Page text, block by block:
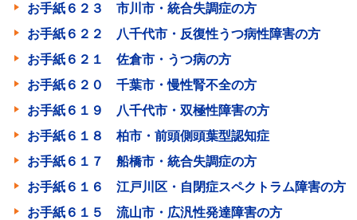
お手紙６２３ 市川市・統合失調症の方
お手紙６２２ 八千代市・反復性うつ病性障害の方
お手紙６２１ 佐倉市・うつ病の方
お手紙６２０ 千葉市・慢性腎不全の方
お手紙６１９ 八千代市・双極性障害の方
お手紙６１８ 柏市・前頭側頭葉型認知症
お手紙６１７ 船橋市・統合失調症の方
お手紙６１６ 江戸川区・自閉症スペクトラム障害の方
お手紙６１５ 流山市・広汎性発達障害の方